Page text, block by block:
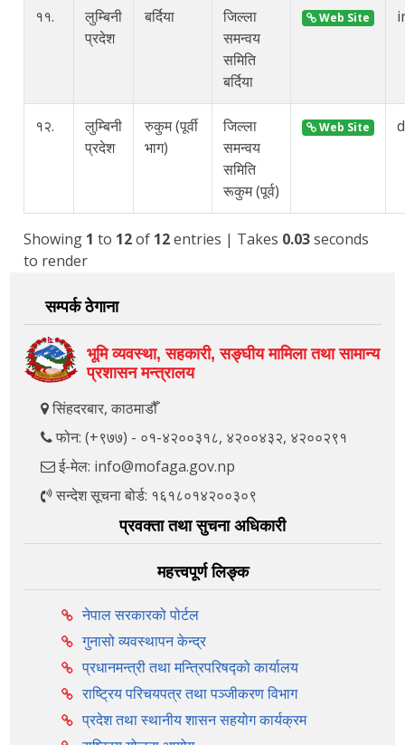
११.
लुम्बिनी
प्रदेश
बर्दिया
जिल्ला
समन्वय
समिति
बर्दिया
Web Site
१२.
लुम्बिनी
प्रदेश
रुकुम (पूर्वी
भाग)
जिल्ला
समन्वय
समिति
रूकुम (पूर्व)
Web Site
Showing 1 to 12of 12entries | Takes 0.03seconds
to render
सम्पर्क ठेगाना
भूमि व्यवस्था, सहकारी, सङ्‍घीय मामिला तथा सामान्य
प्रशासन मन्त्रालय
सिंहदरबार, काठमाडौँ
फोन: (+९७७) - ०१-४२००३१८, ४२००४३२, ४२००२९१
ई-मेल: info@mofaga.gov.np
सन्देश सूचना बोर्ड: १६१८०१४२००३०९
प्रवक्ता तथा सुचना अधिकारी
महत्त्वपूर्ण लिङ्क
नेपाल सरकारको पोर्टल
गुनासो व्यवस्थापन केन्द्र
प्रधानमन्त्री तथा मन्त्रिपरिषद्को कार्यालय
राष्ट्रिय परिचयपत्र तथा पञ्‍जीकरण विभाग
प्रदेश तथा स्थानीय शासन सहयोग कार्यक्रम